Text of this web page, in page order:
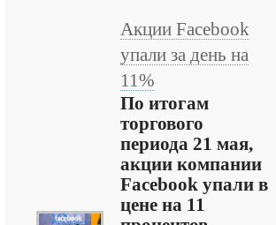
Акции Facebook
упали за день на
11%
По итогам
торгового
периода 21 мая,
акции компании
Facebook упали в
цене на 11